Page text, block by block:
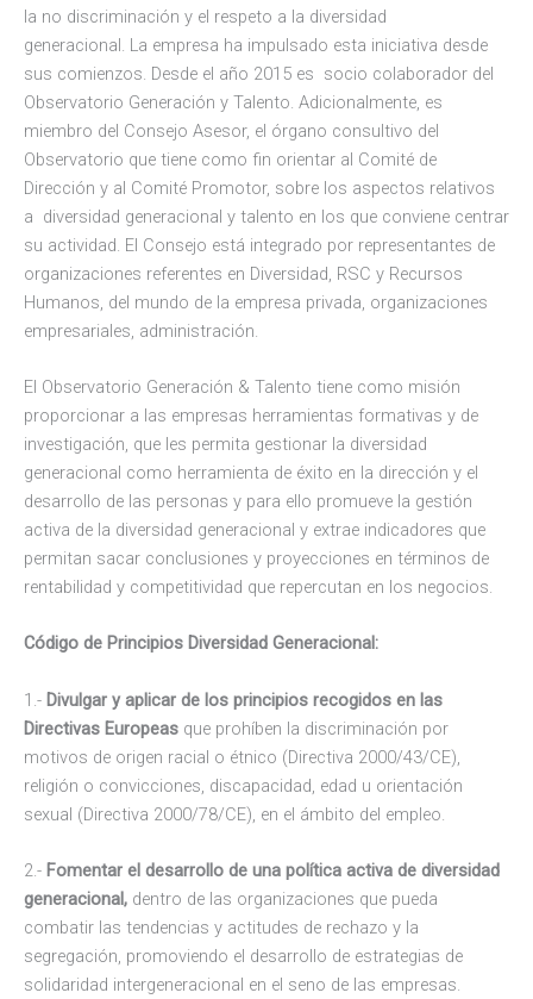
la no discriminación y el respeto a la diversidad
generacional. La empresa ha impulsado esta iniciativa desde
sus comienzos. Desde el año 2015 es socio colaborador del
Observatorio Generación y Talento. Adicionalmente, es
miembro del Consejo Asesor, el órgano consultivo del
Observatorio que tiene como fin orientar al Comité de
Dirección y al Comité Promotor, sobre los aspectos relativos
a diversidad generacional y talento en los que conviene centrar
su actividad. El Consejo está integrado por representantes de
organizaciones referentes en Diversidad, RSC y Recursos
Humanos, del mundo de la empresa privada, organizaciones
empresariales, administración.
El Observatorio Generación & Talento tiene como misión
proporcionar a las empresas herramientas formativas y de
investigación, que les permita gestionar la diversidad
generacional como herramienta de éxito en la dirección y el
desarrollo de las personas y para ello promueve la gestión
activa de la diversidad generacional y extrae indicadores que
permitan sacar conclusiones y proyecciones en términos de
rentabilidad y competitividad que repercutan en los negocios.
Código de Principios Diversidad Generacional:
1.- Divulgar y aplicar de los principios recogidos en las
Directivas Europeas que prohíben la discriminación por
motivos de origen racial o étnico (Directiva 2000/43/CE),
religión o convicciones, discapacidad, edad u orientación
sexual (Directiva 2000/78/CE), en el ámbito del empleo.
2.- Fomentar el desarrollo de una política activa de diversidad
generacional, dentro de las organizaciones que pueda
combatir las tendencias y actitudes de rechazo y la
segregación, promoviendo el desarrollo de estrategias de
solidaridad intergeneracional en el seno de las empresas.